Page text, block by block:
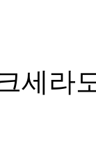
세라